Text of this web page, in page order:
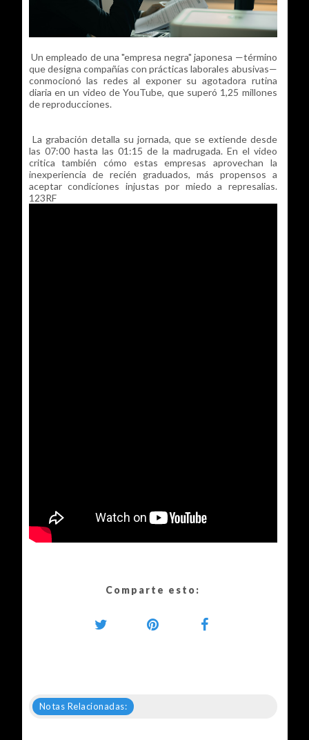
Un empleado de una "empresa negra" japonesa —término
que designa compañías con prácticas laborales abusivas—
conmocionó las redes al exponer su agotadora rutina
diaria en un video de YouTube, que superó 1,25 millones
de reproducciones.
La grabación detalla su jornada, que se extiende desde
las 07:00 hasta las 01:15 de la madrugada. En el video
critica también cómo estas empresas aprovechan la
inexperiencia de recién graduados, más propensos a
aceptar condiciones injustas por miedo a represalias.
123RF
Comparte esto:
Notas Relacionadas: